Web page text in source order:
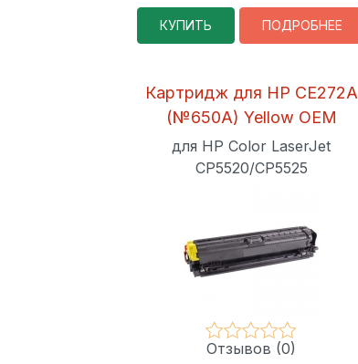
КУПИТЬ ПОДРОБНЕЕ
Картридж для HP CE272A
(№650A) Yellow OEM
для HP Color LaserJet
CP5520/CP5525
Отзывов (0)